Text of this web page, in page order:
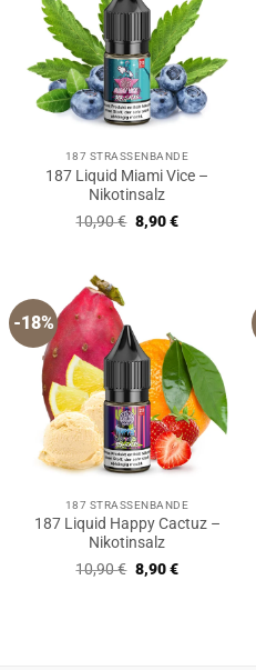
187 STRASSENBANDE
187 Liquid Miami Vice –
Nikotinsalz
10,90€ Ursprünglicher
Preis
8,90€Aktueller
-18%
187 STRASSENBANDE
187 Liquid Happy Cactuz –
Nikotinsalz
10,90€ Ursprünglicher
Preis
8,90€Aktueller